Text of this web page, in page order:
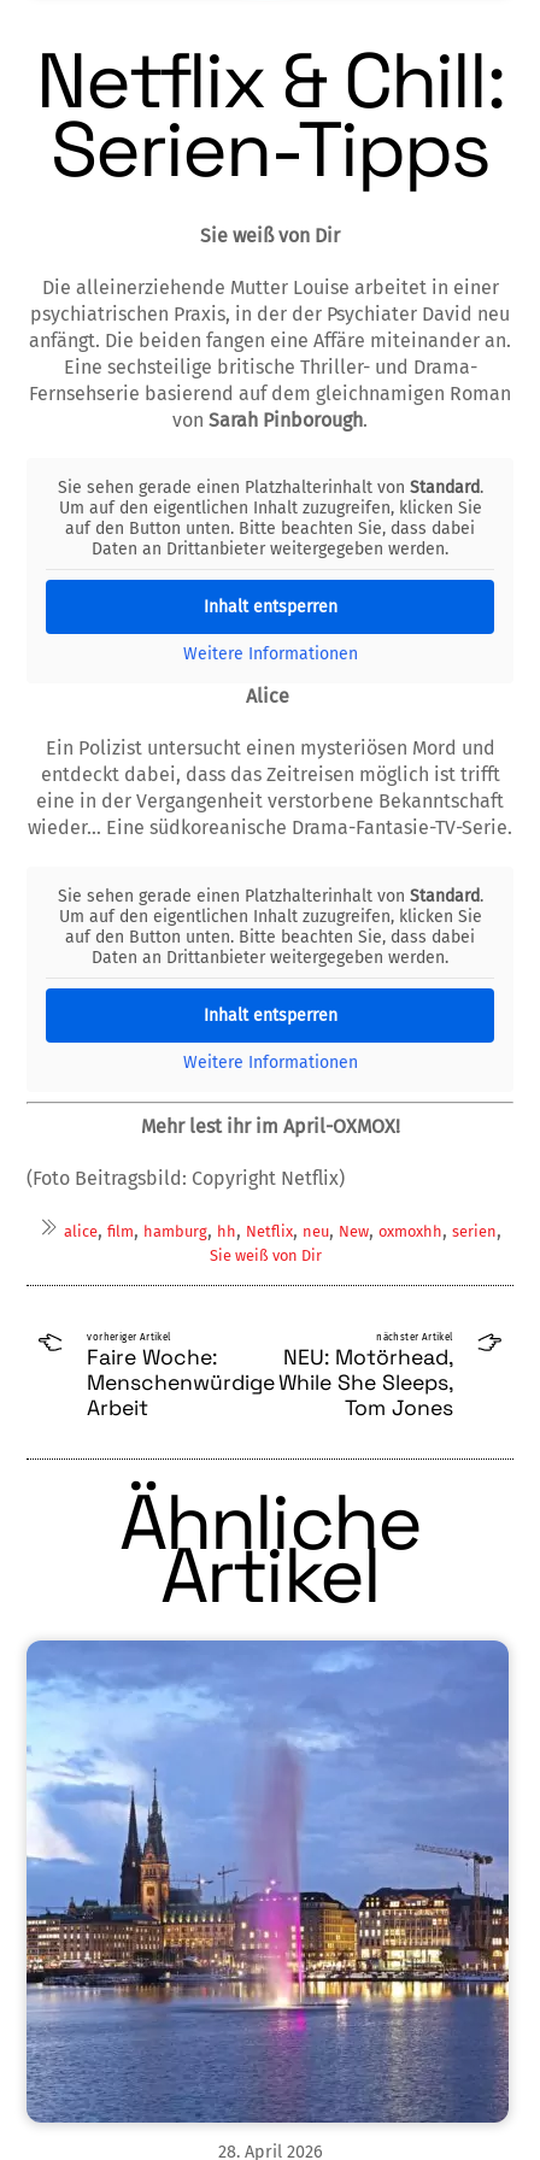
Netflix & Chill:
Serien-Tipps
Sie weiß von Dir
Die alleinerziehende Mutter Louise arbeitet in einer
psychiatrischen Praxis, in der der Psychiater David neu
anfängt. Die beiden fangen eine Affäre miteinander an.
Eine sechsteilige britische Thriller- und Drama-
Fernsehserie basierend auf dem gleichnamigen Roman
von Sarah Pinborough.
Sie sehen gerade einen Platzhalterinhalt von Standard.
Um auf den eigentlichen Inhalt zuzugreifen, klicken Sie
auf den Button unten. Bitte beachten Sie, dass dabei
Daten an Drittanbieter weitergegeben werden.
Inhalt entsperren
Weitere Informationen
Alice
Ein Polizist untersucht einen mysteriösen Mord und
entdeckt dabei, dass das Zeitreisen möglich ist trifft
eine in der Vergangenheit verstorbene Bekanntschaft
wieder… Eine südkoreanische Drama-Fantasie-TV-Serie.
Sie sehen gerade einen Platzhalterinhalt von Standard.
Um auf den eigentlichen Inhalt zuzugreifen, klicken Sie
auf den Button unten. Bitte beachten Sie, dass dabei
Daten an Drittanbieter weitergegeben werden.
Inhalt entsperren
Weitere Informationen
Mehr lest ihr im April-OXMOX!
(Foto Beitragsbild: Copyright Netflix)
alice, film, hamburg, hh, Netflix, neu, New, oxmoxhh, serien,
Sie weiß von Dir
vorheriger Artikel
Faire Woche:
Menschenwürdige
Arbeit
nächster Artikel
NEU: Motörhead,
While She Sleeps,
Tom Jones
Ähnliche
Artikel
28. April 2026